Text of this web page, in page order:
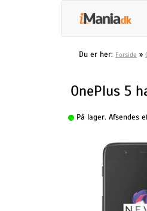
Du er her: Forside »
OnePlus 5
På lager. Afsendes